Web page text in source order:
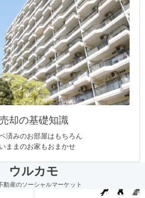
却の基礎知識
済みのお部屋はもちろん
ままのお家もおまかせ
ウルカモ
動産のソーシャルマーケット